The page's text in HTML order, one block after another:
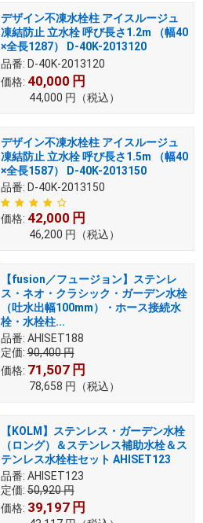
デザイン不凍水栓柱 アイスルージュ
凍結防止 立水栓 呼び長さ1.2m （幅40
×全長1287） D-40K-2013120
品番: D-40K-2013120
価格: 40,000 円
44,000 円 （税込）
デザイン不凍水栓柱 アイスルージュ
凍結防止 立水栓 呼び長さ1.5m （幅40
×全長1587） D-40K-2013150
品番: D-40K-2013150
価格: 42,000 円
46,200 円 （税込）
【fusion／フュージョン】ステンレ
ス・ネオ・クラシック・ガーデン水栓
（吐水出幅100mm）・ホース接続水
栓・水栓柱...
品番: AHISET188
定価: 90,400円
価格: 71,507 円
78,658 円 （税込）
【KOLM】ステンレス・ガーデン水栓
（ロング）＆ステンレス補助水栓＆ス
テンレス水栓柱セット AHISET123
品番: AHISET123
定価: 50,920円
価格: 39,197 円